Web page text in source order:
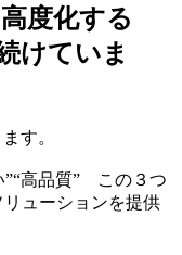
度化する
けていま
す。
”“高品質” この３つ
ューションを提供